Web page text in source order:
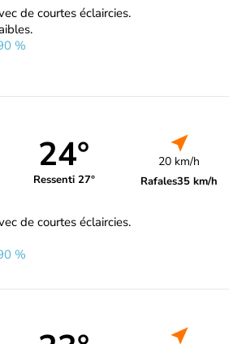
de courtes éclaircies.
%
24°
Ressenti 27°
20 km/h
Rafales35 km/h
de courtes éclaircies.
%